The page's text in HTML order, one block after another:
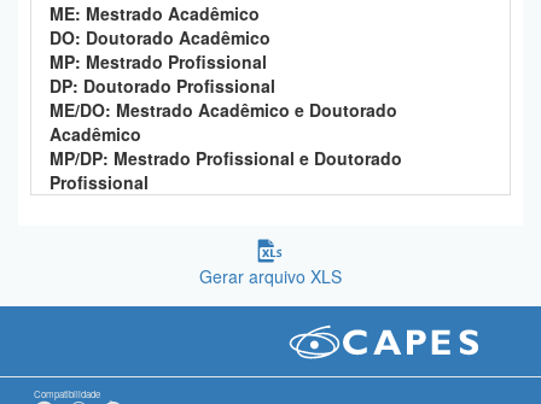
ME: Mestrado Acadêmico
DO: Doutorado Acadêmico
MP: Mestrado Profissional
DP: Doutorado Profissional
ME/DO: Mestrado Acadêmico e Doutorado
Acadêmico
MP/DP: Mestrado Profissional e Doutorado
Profissional
Gerar arquivo XLS
Compatibilidade